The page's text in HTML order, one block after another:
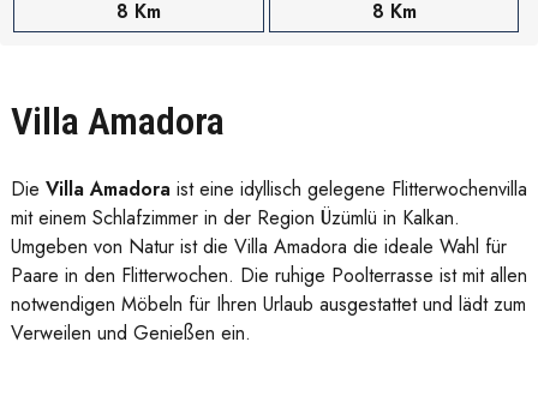
8 Km
8 Km
Villa Amadora
Die Villa Amadoraist eine idyllisch gelegene Flitterwochenvilla
mit einem Schlafzimmer in der Region Üzümlü in Kalkan.
Umgeben von Natur ist die Villa Amadora die ideale Wahl für
Paare in den Flitterwochen. Die ruhige Poolterrasse ist mit allen
notwendigen Möbeln für Ihren Urlaub ausgestattet und lädt zum
Verweilen und Genießen ein.